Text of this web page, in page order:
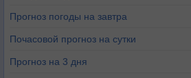
Прогноз погоды на завтра
Почасовой прогноз на сутки
Прогноз на 3 дня